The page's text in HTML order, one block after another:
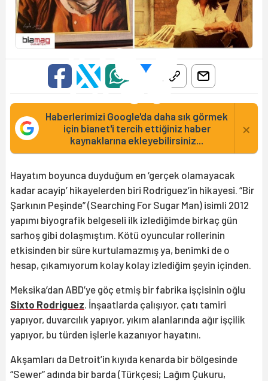
Haberlerimizi Google'da daha sık görmek
için bianet'i tercih ettiğiniz haber
kaynaklarına ekleyebilirsiniz...
×
Hayatım boyunca duyduğum en ‘gerçek olamayacak
kadar acayip’ hikayelerden biri Rodriguez’in hikayesi. “Bir
Şarkının Peşinde” (Searching For Sugar Man) isimli 2012
yapımı biyografik belgeseli ilk izlediğimde birkaç gün
sarhoş gibi dolaşmıştım. Kötü oyuncular rollerinin
etkisinden bir süre kurtulamazmış ya, benimki de o
hesap, çıkamıyorum kolay kolay izlediğim şeyin içinden.
Meksika’dan ABD’ye göç etmiş bir fabrika işçisinin oğlu
Sixto Rodriguez. İnşaatlarda çalışıyor, çatı tamiri
yapıyor, duvarcılık yapıyor, yıkım alanlarında ağır işçilik
yapıyor, bu türden işlerle kazanıyor hayatını.
Akşamları da Detroit’in kıyıda kenarda bir bölgesinde
“Sewer” adında bir barda (Türkçesi; Lağım Çukuru,